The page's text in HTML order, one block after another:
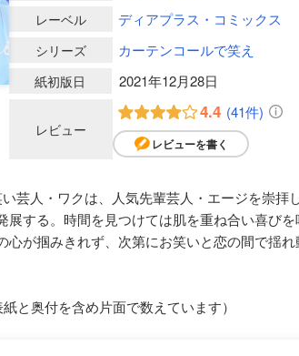
レーベル ディアプラス・コミックス
シリーズ カーテンコールで笑え
紙初版日 2021年12月28日
レビュー
4.4 (41件)
レビューを書く
芸人・ワクは、人気先輩芸人・エージを崇
展する。時間を見つけては肌を重ね合い喜び
心が掴みきれず、次第にお笑いと恋の間で
と奥付を含め片面で数えています）